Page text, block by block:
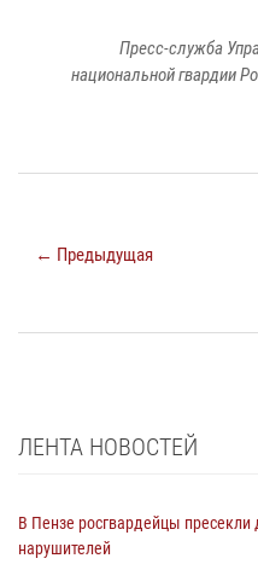
Пресс-служба
национальной гвардии
← Предыдущая
ЛЕНТА НОВОСТЕЙ
В Пензе росгвардейцы
нарушителей